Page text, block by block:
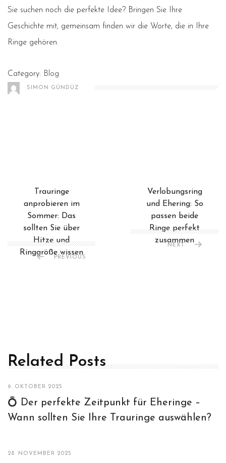
Sie suchen noch die perfekte Idee? Bringen Sie Ihre
Geschichte mit, gemeinsam finden wir die Worte, die in Ihre
Ringe gehören.
Category: Blog
SIMON GÜNDÜZ
Trauringe
anprobieren im
Sommer: Das
sollten Sie über
Hitze und
Ringgröße wissen
PREVIOUS
Verlobungsring
und Ehering: So
passen beide
Ringe perfekt
zusammen
NEXT
Related Posts
9. OKTOBER 2025
💍 Der perfekte Zeitpunkt für Eheringe –
Wann sollten Sie Ihre Trauringe auswählen?
28. NOVEMBER 2025